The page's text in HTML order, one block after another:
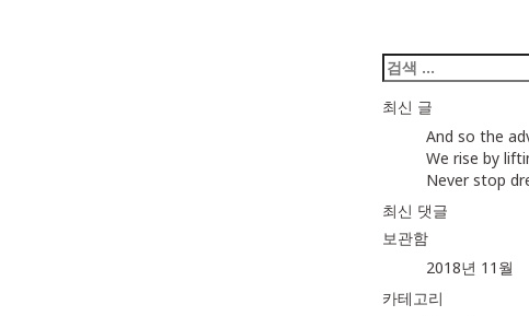
검
색:
최신 글
And so the
We rise by
Never stop
최신 댓글
보관함
2018년 11월
카테고리